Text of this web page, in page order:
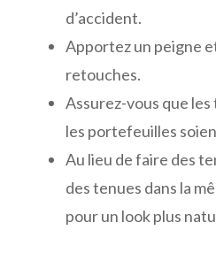
d’accident.
Apportez un peigne
retouches.
Assurez-vous que
les portefeuilles
Au lieu de faire des
des tenues dans la
pour un look plus